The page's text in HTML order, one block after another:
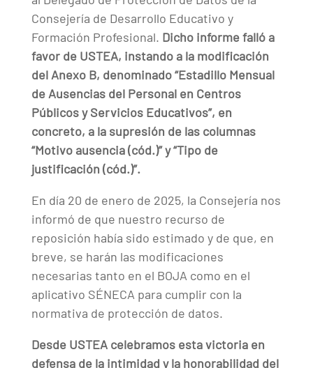
Consejería de Desarrollo Educativo y
Formación Profesional. Dicho informe falló a
favor de USTEA, instando a la modificación
del Anexo B, denominado “Estadillo Mensual
de Ausencias del Personal en Centros
Públicos y Servicios Educativos”, en
concreto, a la supresión de las columnas
“Motivo ausencia (cód.)” y “Tipo de
justificación (cód.)”.
En día 20 de enero de 2025, la Consejería nos
informó de que nuestro recurso de
reposición había sido estimado y de que, en
breve, se harán las modificaciones
necesarias tanto en el BOJA como en el
aplicativo SÉNECA para cumplir con la
normativa de protección de datos.
Desde USTEA celebramos esta victoria en
defensa de la intimidad y la honorabilidad del